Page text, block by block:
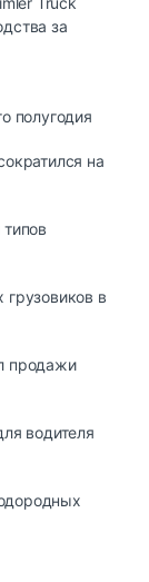
за
полугодия
на
в
продажи
водителя